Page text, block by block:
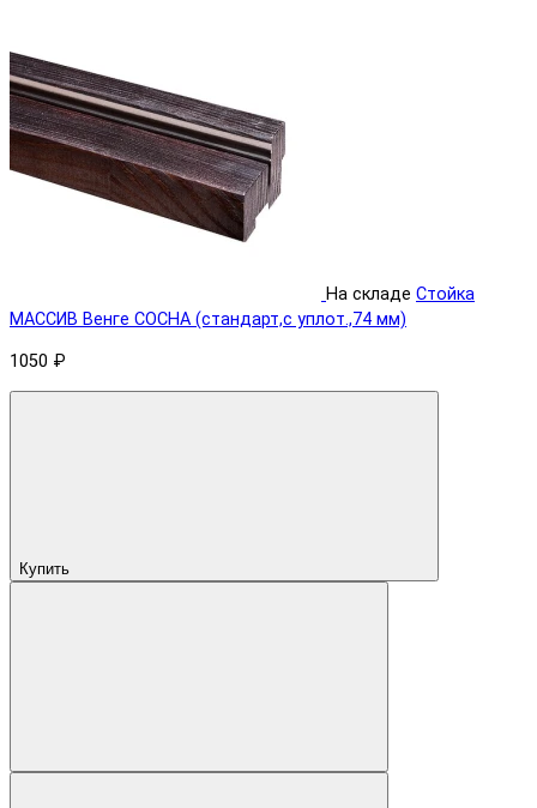
На складе Стойка
МАССИВ Венге СОСНА (стандарт,с уплот.,74 мм)
1050 ₽
Купить